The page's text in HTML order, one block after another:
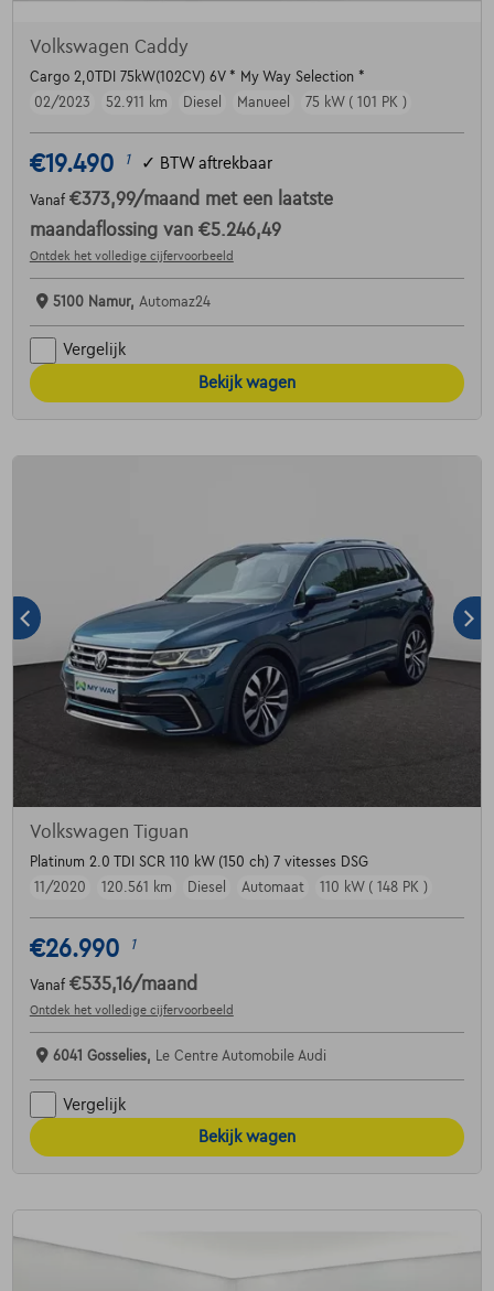
Volkswagen Caddy
Cargo 2,0TDI 75kW(102CV) 6V * My Way Selection *
02/2023
52.911 km Diesel Manueel 75 kW ( 101 PK )
€19.490 1 ✓ BTW aftrekbaar
Vanaf €373,99/maand met een laatste
maandaflossing van €5.246,49
Ontdek het volledige cijfervoorbeeld
5100 Namur, Automaz24
Vergelijk
Bekijk wagen
Volkswagen Tiguan
Platinum 2.0 TDI SCR 110 kW (150 ch) 7 vitesses DSG
11/2020
120.561 km Diesel Automaat 110 kW ( 148 PK )
€26.990 1
Vanaf €535,16/maand
Ontdek het volledige cijfervoorbeeld
6041 Gosselies, Le Centre Automobile Audi
Vergelijk
Bekijk wagen